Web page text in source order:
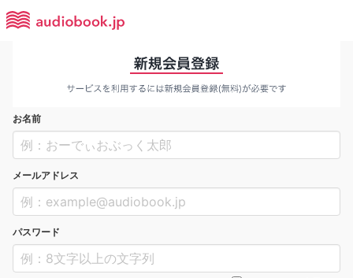
お名前
メールアドレス
パスワード